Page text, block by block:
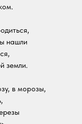
нашли
земли.
в морозы,